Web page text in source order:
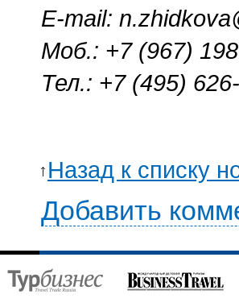
E-mail:
Моб.: +7 (967)
Тел.: +7 (495)
Назад к списку
Добавить